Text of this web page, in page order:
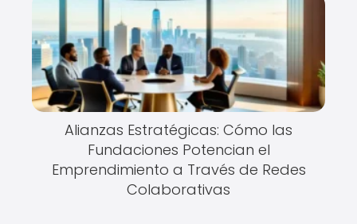
Alianzas Estratégicas: Cómo las
Fundaciones Potencian el
Emprendimiento a Través de Redes
Colaborativas